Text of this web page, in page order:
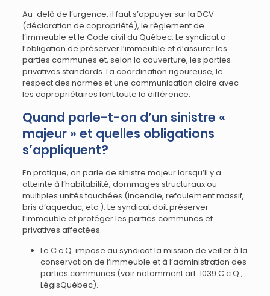
Au-delà de l’urgence, il faut s’appuyer sur la DCV
(déclaration de copropriété), le règlement de
l’immeuble et le Code civil du Québec. Le syndicat a
l’obligation de préserver l’immeuble et d’assurer les
parties communes et, selon la couverture, les parties
privatives standards. La coordination rigoureuse, le
respect des normes et une communication claire avec
les copropriétaires font toute la différence.
Quand parle-t-on d’un sinistre «
majeur » et quelles obligations
s’appliquent?
En pratique, on parle de sinistre majeur lorsqu’il y a
atteinte à l’habitabilité, dommages structuraux ou
multiples unités touchées (incendie, refoulement massif,
bris d’aqueduc, etc.). Le syndicat doit préserver
l’immeuble et protéger les parties communes et
privatives affectées.
Le C.c.Q. impose au syndicat la mission de veiller à la
conservation de l’immeuble et à l’administration des
parties communes (voir notamment art. 1039 C.c.Q.,
LégisQuébec).